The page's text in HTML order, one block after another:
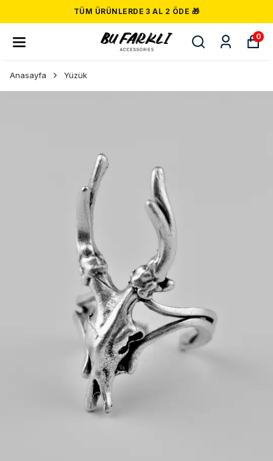
TÜM ÜRÜNLERDE 3 AL 2 ÖDE 🎁
0
Anasayfa Yüzük